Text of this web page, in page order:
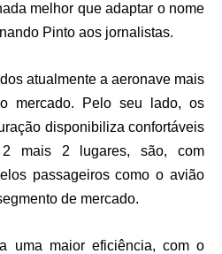
melhor que adaptar o nome
Pinto aos jornalistas.
atualmente a aeronave mais
mercado. Pelo seu lado, os
disponibiliza confortáveis
mais 2 lugares, são, com
passageiros como o avião
de mercado.
uma maior eficiência, com o